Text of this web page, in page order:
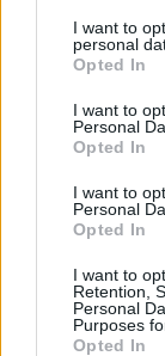
de su
rechazar tal
cualquier
visitando
I want to
personal
Opted In
I want to
Personal
Opted In
I want to
Personal
Opted In
I want to
Retention,
Personal
Purposes
Opted In